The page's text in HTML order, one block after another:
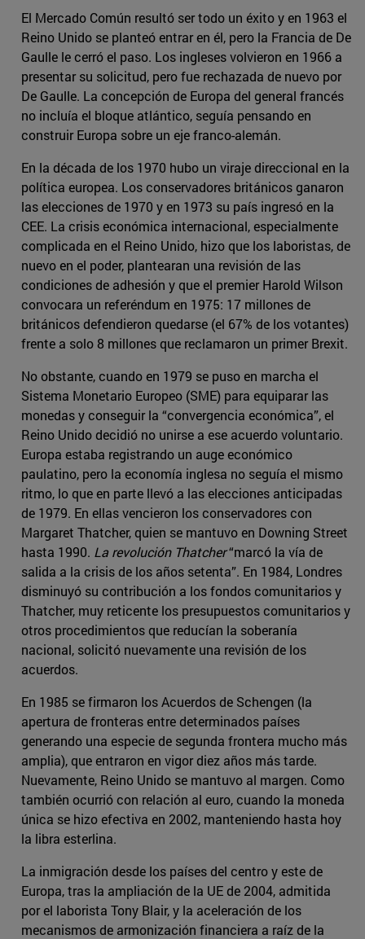
El Mercado Común resultó ser todo un éxito y en 1963 el
Reino Unido se planteó entrar en él, pero la Francia de De
Gaulle le cerró el paso. Los ingleses volvieron en 1966 a
presentar su solicitud, pero fue rechazada de nuevo por
De Gaulle. La concepción de Europa del general francés
no incluía el bloque atlántico, seguía pensando en
construir Europa sobre un eje franco-alemán.
En la década de los 1970 hubo un viraje direccional en la
política europea. Los conservadores británicos ganaron
las elecciones de 1970 y en 1973 su país ingresó en la
CEE. La crisis económica internacional, especialmente
complicada en el Reino Unido, hizo que los laboristas, de
nuevo en el poder, plantearan una revisión de las
condiciones de adhesión y que el premier Harold Wilson
convocara un referéndum en 1975: 17 millones de
británicos defendieron quedarse (el 67% de los votantes)
frente a solo 8 millones que reclamaron un primer Brexit.
No obstante, cuando en 1979 se puso en marcha el
Sistema Monetario Europeo (SME) para equiparar las
monedas y conseguir la “convergencia económica”, el
Reino Unido decidió no unirse a ese acuerdo voluntario.
Europa estaba registrando un auge económico
paulatino, pero la economía inglesa no seguía el mismo
ritmo, lo que en parte llevó a las elecciones anticipadas
de 1979. En ellas vencieron los conservadores con
Margaret Thatcher, quien se mantuvo en Downing Street
hasta 1990. La revolución Thatcher“marcó la vía de
salida a la crisis de los años setenta”. En 1984, Londres
disminuyó su contribución a los fondos comunitarios y
Thatcher, muy reticente los presupuestos comunitarios y
otros procedimientos que reducían la soberanía
nacional, solicitó nuevamente una revisión de los
acuerdos.
En 1985 se firmaron los Acuerdos de Schengen (la
apertura de fronteras entre determinados países
generando una especie de segunda frontera mucho más
amplia), que entraron en vigor diez años más tarde.
Nuevamente, Reino Unido se mantuvo al margen. Como
también ocurrió con relación al euro, cuando la moneda
única se hizo efectiva en 2002, manteniendo hasta hoy
la libra esterlina.
La inmigración desde los países del centro y este de
Europa, tras la ampliación de la UE de 2004, admitida
por el laborista Tony Blair, y la aceleración de los
mecanismos de armonización financiera a raíz de la